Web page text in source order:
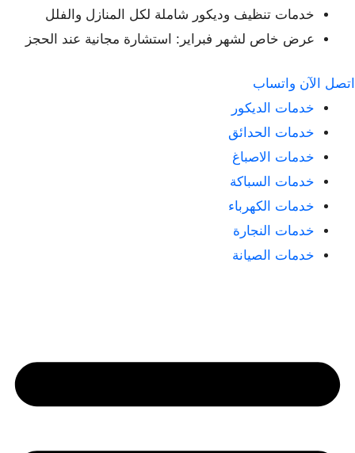
خدمات تنظيف وديكور شاملة لكل المنازل والفلل
عرض خاص لشهر فبراير: استشارة مجانية عند الحجز
اتصل الآن واتساب
خدمات الديكور
خدمات الحدائق
خدمات الاصباغ
خدمات السباكة
خدمات الكهرباء
خدمات النجارة
خدمات الصيانة